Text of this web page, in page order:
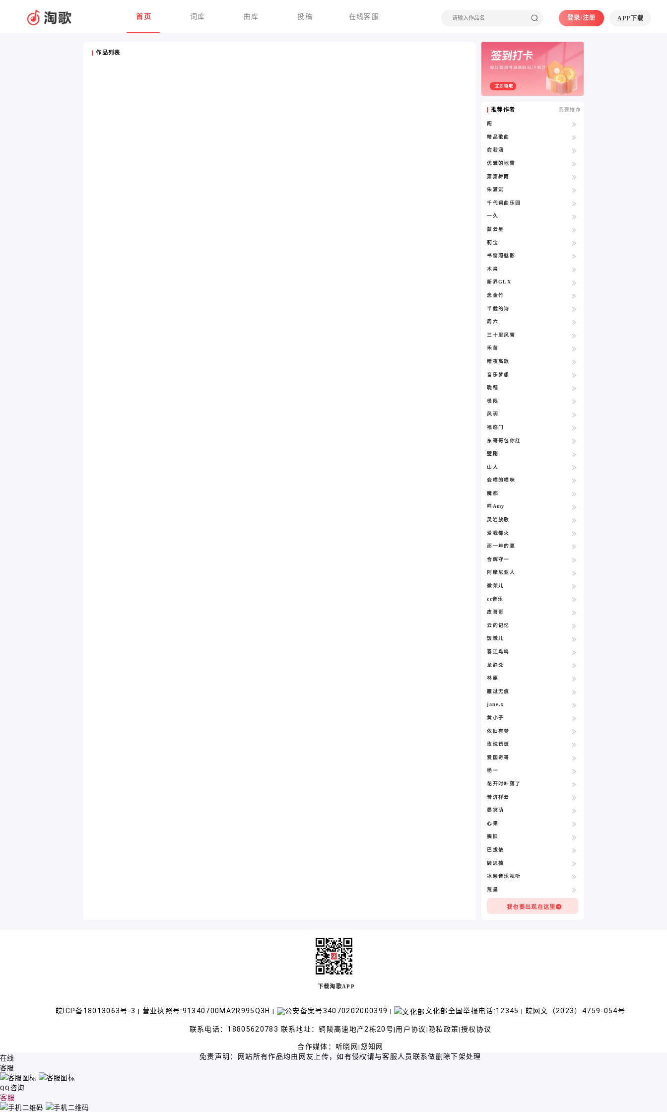
首页 词库 曲库 投稿 在线客服 登录/注册 APP下载
作品列表
每日签到可直接获取20积分
立即领取
推荐作者 我要推荐
闯
精品歌曲
俞若涵
优雅的地雷
萧箫舞雨
朱潇沅
千代词曲乐园
一久
蒙云星
莉宝
书窗照魅影
木枭
新界GLX
念金竹
半截的诗
周六
三十里风雪
禾苗
暗夜高歌
音乐梦想
晚稻
极限
风玥
福临门
东哥哥包你红
璧刚
山人
会喵的喵咪
魔都
咩Amy
灵岩放歌
爱我都火
那一年的夏
合辉守一
阿摩尼亚人
微茉儿
cc音乐
皮哥哥
云的记忆
饭墩儿
春江鸟鸣
龙静爻
林原
雁过无痕
jane.x
黄小子
依旧有梦
玫瑰锈斑
爱国奇哥
杨一
花开时叶落了
普济祥云
晏冥荫
心果
搁旧
巴拔依
顾思楠
冰颗音乐视听
荒呈
我也要出现在这里
下载淘歌APP
皖ICP备18013063号-3 | 营业执照号:91340700MA2R995Q3H | 公安备案号34070202000399 | 文化部全国举报电话:12345 | 皖网文（2023）4759-054号
联系电话：18805620783 联系地址：铜陵高速地产2栋20号| 用户协议 | 隐私政策|授权协议
合作媒体： 听晓网| 您知网
免责声明：网站所有作品均由网友上传，如有侵权请与客服人员联系做删除下架处理
在线
客服
QQ咨询
客服